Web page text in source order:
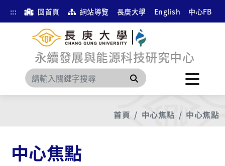
::: 回首頁 網站導覽 長庚大學 English 中心FB
永續發展與能源科技研究中心
搜尋
首頁 中心焦點 中心焦點
中心焦點